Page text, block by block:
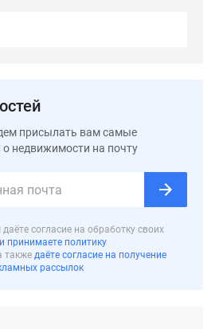
присылать вам самые
о недвижимости на почту
согласие на обработку своих
принимаете политику
также даёте согласие на получение
рассылок